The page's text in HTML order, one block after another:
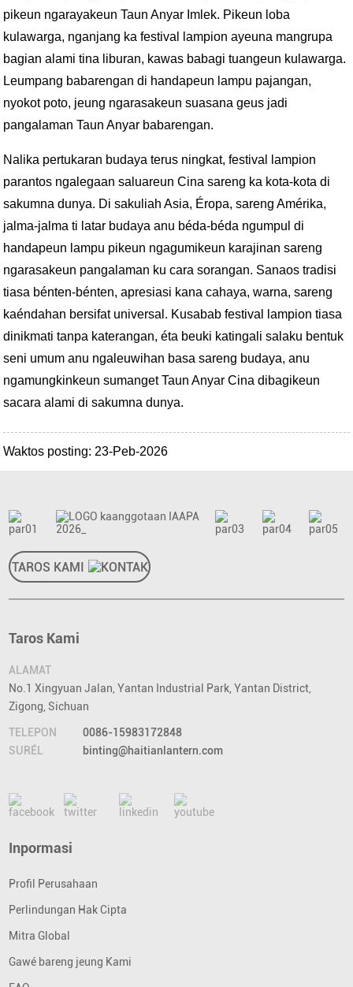
pikeun ngarayakeun Taun Anyar Imlek. Pikeun loba
kulawarga, nganjang ka festival lampion ayeuna mangrupa
bagian alami tina liburan, kawas babagi tuangeun kulawarga.
Leumpang babarengan di handapeun lampu pajangan,
nyokot poto, jeung ngarasakeun suasana geus jadi
pangalaman Taun Anyar babarengan.
Nalika pertukaran budaya terus ningkat, festival lampion
parantos ngalegaan saluareun Cina sareng ka kota-kota di
sakumna dunya. Di sakuliah Asia, Éropa, sareng Amérika,
jalma-jalma ti latar budaya anu béda-béda ngumpul di
handapeun lampu pikeun ngagumikeun karajinan sareng
ngarasakeun pangalaman ku cara sorangan. Sanaos tradisi
tiasa bénten-bénten, apresiasi kana cahaya, warna, sareng
kaéndahan bersifat universal. Kusabab festival lampion tiasa
dinikmati tanpa katerangan, éta beuki katingali salaku bentuk
seni umum anu ngaleuwihan basa sareng budaya, anu
ngamungkinkeun sumanget Taun Anyar Cina dibagikeun
sacara alami di sakumna dunya.
Waktos posting: 23-Peb-2026
TAROS KAMI
Taros Kami
ALAMAT
No.1 Xingyuan Jalan, Yantan Industrial Park, Yantan District,
Zigong, Sichuan
TELEPON
0086-15983172848
SURÉL
binting@haitianlantern.com
Inpormasi
Profil Perusahaan
Perlindungan Hak Cipta
Mitra Global
Gawé bareng jeung Kami